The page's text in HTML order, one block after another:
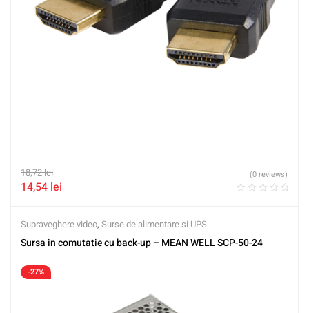
18,72lei
14,54 lei
(0 reviews)
Supraveghere video, Surse de alimentare si UPS
Sursa in comutatie cu back-up – MEAN WELL SCP-50-24
-27%